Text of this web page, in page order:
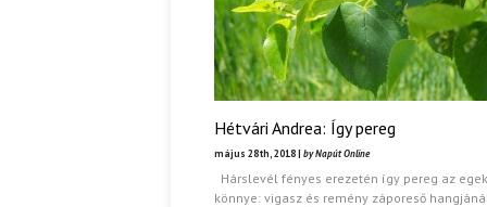
Hétvári Andrea: Így pereg
május 28th, 2018 | by Napút Online
Hárslevél fényes erezetén így pereg az egek
könnye: vigasz és remény záporeső